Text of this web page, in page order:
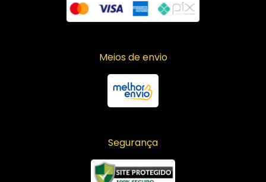
Meios de envio
Segurança